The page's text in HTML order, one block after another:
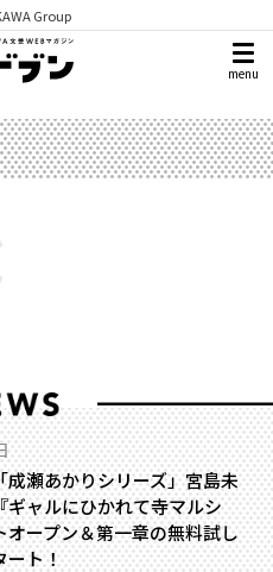
Group
menu
成瀬あかりシリーズ」宮島未
ギャルにひかれて寺マルシ
オープン＆第一章の無料試し
ート！